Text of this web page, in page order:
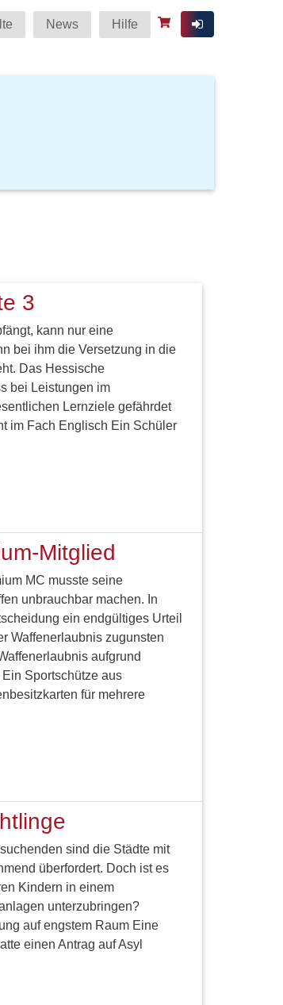
News Hilfe
3
kann nur eine
bei ihm die Versetzung in die
Das Hessische
bei Leistungen im
Lernziele gefährdet
im Fach Englisch Ein Schüler
Mitglied
MC musste seine
unbrauchbar machen. In
ein endgültiges Urteil
Waffenerlaubnis zugunsten
aufgrund
Sportschütze aus
für mehrere
sind die Städte mit
überfordert. Doch ist es
Kindern in einem
unterzubringen?
auf engstem Raum Eine
einen Antrag auf Asyl